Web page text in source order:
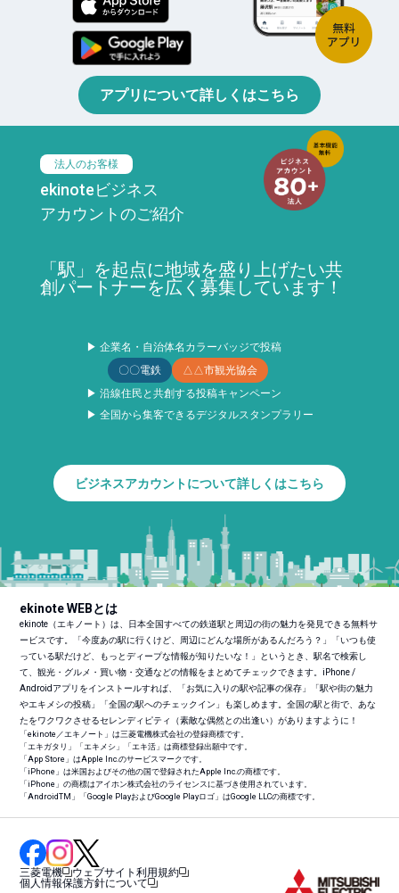
アプリについて詳しくはこちら
法人のお客様
ekinoteビジネス
アカウントのご紹介
「駅」を起点に地域を盛り上げたい共
創パートナーを広く募集しています！
▶ 企業名・自治体名カラーバッジで投稿
〇〇電鉄
△△市観光協会
▶ 沿線住民と共創する投稿キャンペーン
▶ 全国から集客できるデジタルスタンプラリー
ビジネスアカウントについて詳しくはこちら
ekinote WEBとは
ekinote（エキノート）は、日本全国すべての鉄道駅と周辺の街の魅力を発見できる無料サ
ービスです。「今度あの駅に行くけど、周辺にどんな場所があるんだろう？」「いつも使
っている駅だけど、もっとディープな情報が知りたいな！」というとき、駅名で検索し
て、観光・グルメ・買い物・交通などの情報をまとめてチェックできます。iPhone /
Androidアプリをインストールすれば、「お気に入りの駅や記事の保存」「駅や街の魅力
やエキメシの投稿」「全国の駅へのチェックイン」も楽しめます。全国の駅と街で、あな
たをワクワクさせるセレンディピティ（素敵な偶然との出逢い）がありますように！
「ekinote／エキノート」は三菱電機株式会社の登録商標です。
「エキガタリ」「エキメシ」「エキ活」は商標登録出願中です。
「App Store」はApple Inc.のサービスマークです。
「iPhone」は米国およびその他の国で登録されたApple Inc.の商標です。
「iPhone」の商標はアイホン株式会社のライセンスに基づき使用されています。
「AndroidTM 」「Google PlayおよびGoogle Playロゴ」はGoogle LLCの商標です。
三菱電機
ウェブサイト利用規約
個人情報保護方針について